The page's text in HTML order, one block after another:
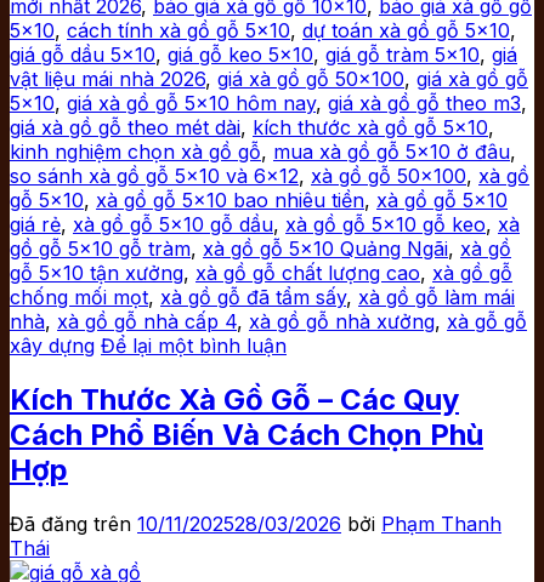
mới nhất 2026, báo giá xà gồ gỗ 10x10, báo giá xà gồ gỗ
5x10, cách tính xà gồ gỗ 5x10, dự toán xà gồ gỗ 5x10,
giá gỗ dầu 5x10, giá gỗ keo 5x10, giá gỗ tràm 5x10, giá
vật liệu mái nhà 2026, giá xà gồ gỗ 50x100, giá xà gồ gỗ
5x10, giá xà gồ gỗ 5x10 hôm nay, giá xà gồ gỗ theo m3,
giá xà gồ gỗ theo mét dài, kích thước xà gồ gỗ 5x10,
kinh nghiệm chọn xà gồ gỗ, mua xà gồ gỗ 5x10 ở đâu,
so sánh xà gồ gỗ 5x10 và 6x12, xà gồ gỗ 50x100, xà gồ
gỗ 5x10, xà gồ gỗ 5x10 bao nhiêu tiền, xà gồ gỗ 5x10
giá rẻ, xà gồ gỗ 5x10 gỗ dầu, xà gồ gỗ 5x10 gỗ keo, xà
gồ gỗ 5x10 gỗ tràm, xà gồ gỗ 5x10 Quảng Ngãi, xà gồ
gỗ 5x10 tận xưởng, xà gồ gỗ chất lượng cao, xà gồ gỗ
chống mối mọt, xà gồ gỗ đã tẩm sấy, xà gồ gỗ làm mái
nhà, xà gồ gỗ nhà cấp 4, xà gồ gỗ nhà xưởng, xà gỗ gỗ
xây dựng Để lại một bình luận
Kích Thước Xà Gồ Gỗ – Các Quy
Cách Phổ Biến Và Cách Chọn Phù
Hợp
Đã đăng trên 10/11/202528/03/2026 bởi Phạm Thanh
Thái